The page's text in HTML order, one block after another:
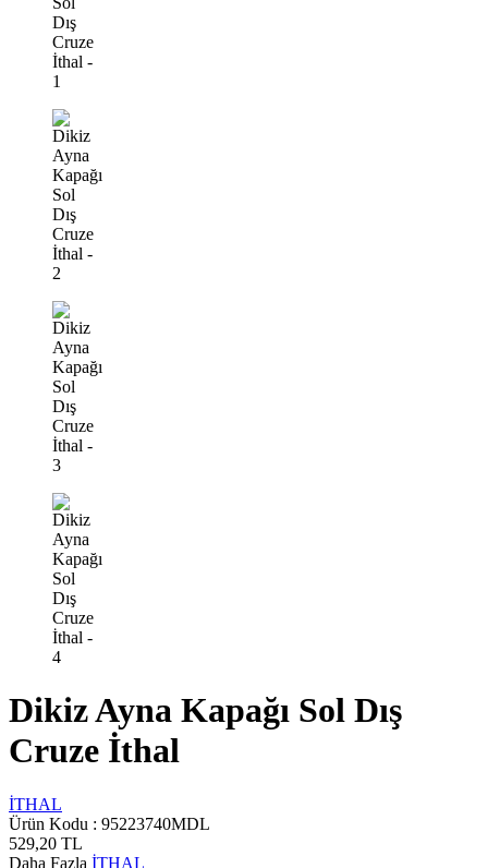
Dikiz Ayna Kapağı Sol Dış
Cruze İthal
İTHAL
Ürün Kodu : 95223740MDL
529,20 TL
Daha Fazla İTHAL